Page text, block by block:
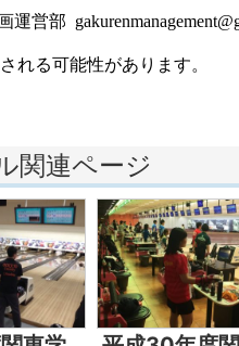
運営部
れる可能性があります。
関連ページ